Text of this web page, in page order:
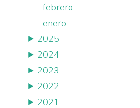
febrero
enero
2025
2024
2023
2022
2021